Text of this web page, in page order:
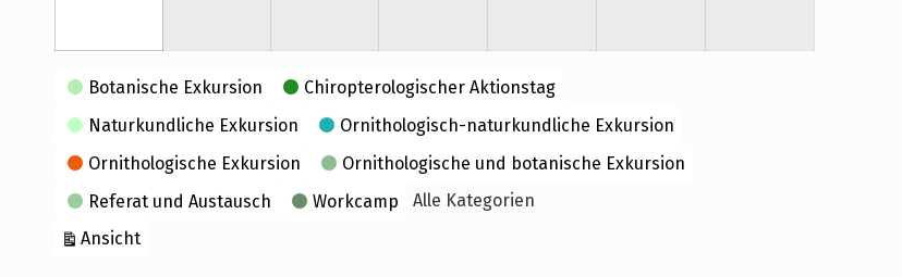
Kategorien
Botanische Exkursion
Chiropterologischer Aktionstag
Naturkundliche Exkursion
Ornithologisch-naturkundliche Exkursion
Ornithologische Exkursion
Ornithologische und botanische Exkursion
Referat und Austausch
Workcamp
Alle Kategorien
Ansichtausdrucken